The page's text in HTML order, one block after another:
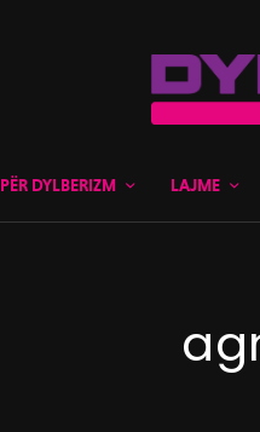
PËR DYLBERIZM LAJME